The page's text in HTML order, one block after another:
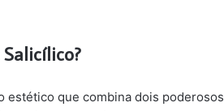
estético que combina dois poderosos